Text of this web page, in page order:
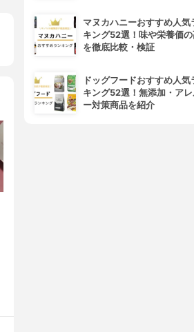
マヌカハニーおすすめ人気
キング52選！味や栄養価の
を徹底比較・検証
ドッグフードおすすめ人気
キング52選！無添加・ア
ー対策商品を紹介